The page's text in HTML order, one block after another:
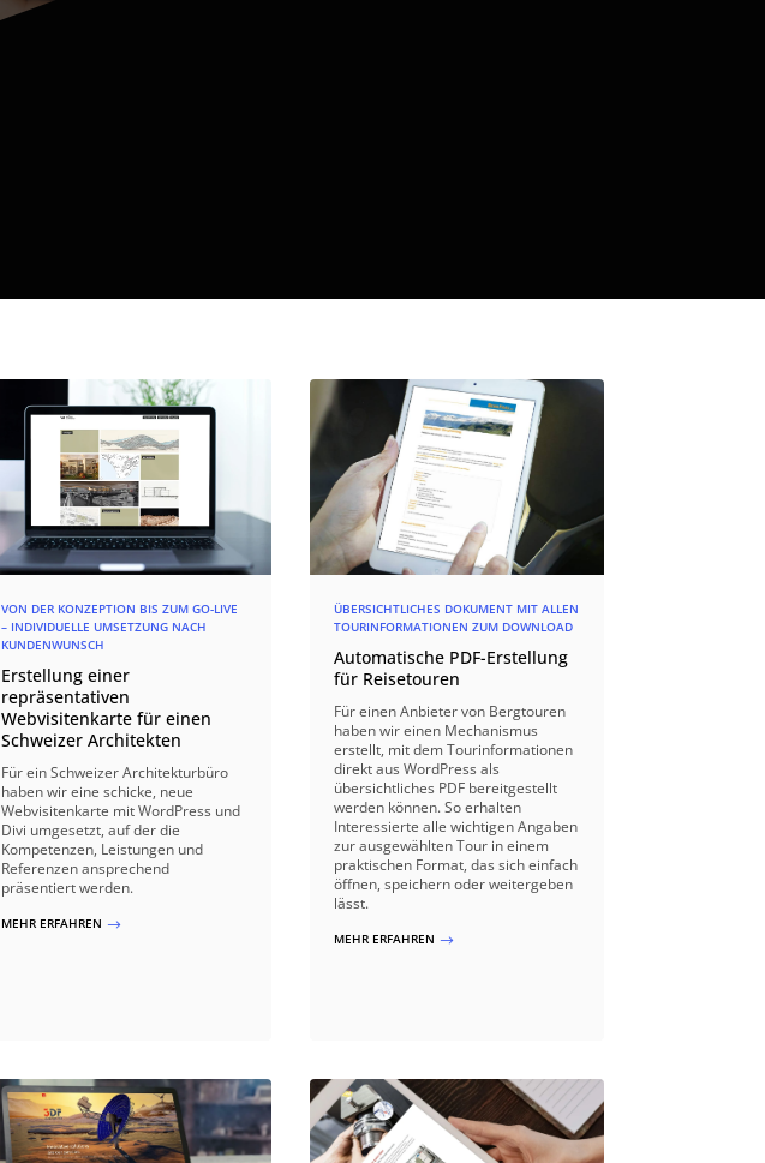
VON DER KONZEPTION BIS ZUM GO-LIVE
– INDIVIDUELLE UMSETZUNG NACH
KUNDENWUNSCH
Erstellung einer
repräsentativen
Webvisitenkarte für einen
Schweizer Architekten
Für ein Schweizer Architekturbüro
haben wir eine schicke, neue
Webvisitenkarte mit WordPress und
Divi umgesetzt, auf der die
Kompetenzen, Leistungen und
Referenzen ansprechend
präsentiert werden.
MEHR ERFAHREN $
ÜBERSICHTLICHES DOKUMENT MIT ALLEN
TOURINFORMATIONEN ZUM DOWNLOAD
Automatische PDF-Erstellung
für Reisetouren
Für einen Anbieter von Bergtouren
haben wir einen Mechanismus
erstellt, mit dem Tourinformationen
direkt aus WordPress als
übersichtliches PDF bereitgestellt
werden können. So erhalten
Interessierte alle wichtigen Angaben
zur ausgewählten Tour in einem
praktischen Format, das sich einfach
öffnen, speichern oder weitergeben
lässt.
MEHR ERFAHREN $